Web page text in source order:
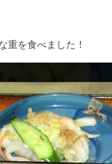
重を食べました！